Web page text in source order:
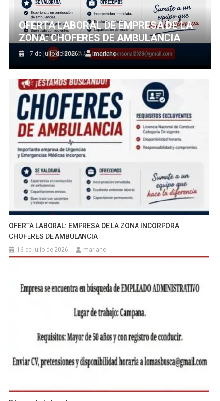
OFERTA LABORAL DE EMPRESA DE LA
ZONA: CHOFERES DE AMBULANCIA
17 de julio de 2026 mariano
OFERTA LABORAL: EMPRESA DE LA ZONA INCORPORA
CHOFERES DE AMBULANCIA
16 de julio de 2026 mariano